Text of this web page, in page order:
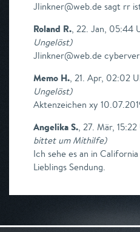
Jlinkner@web.de sagt rr
Roland R., 22. Jan, 05:44
Ungelöst)
Jlinkner@web.de
Memo H., 21. Apr, 02:02
Ungelöst)
Aktenzeichen xy
Angelika S., 27. Mär,
bittet um Mithilfe)
Ich sehe es an in
Lieblings Sendung.